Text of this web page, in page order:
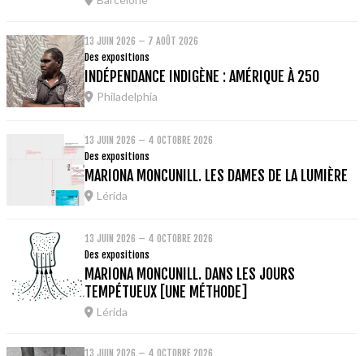
13 JUIN 2026 – 7 AOÛT 2026
Des expositions
INDÉPENDANCE INDIGÈNE : AMÉRIQUE À 250
Philadelphia
13 JUIN 2026 – 4 OCTOBRE 2026
Des expositions
MARIONA MONCUNILL. LES DAMES DE LA LUMIÈRE
Lérida
13 JUIN 2026 – 4 OCTOBRE 2026
Des expositions
MARIONA MONCUNILL. DANS LES JOURS
TEMPÉTUEUX [UNE MÉTHODE]
Lérida
13 JUIN 2026 – 4 OCTOBRE 2026